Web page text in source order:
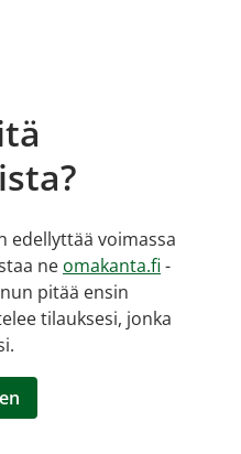
edellyttää voimassa
ne omakanta.fi -
pitää ensin
tilauksesi, jonka